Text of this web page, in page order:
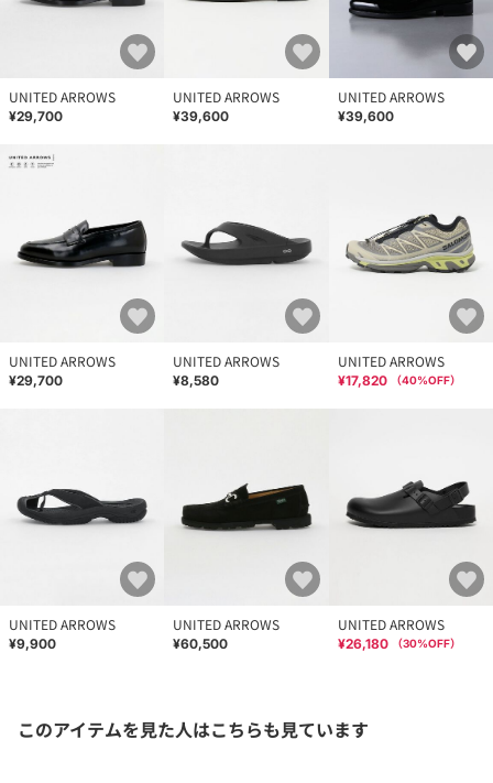
UNITED ARROWS
¥29,700
UNITED ARROWS
¥39,600
UNITED ARROWS
¥39,600
UNITED ARROWS
¥29,700
UNITED ARROWS
¥8,580
UNITED ARROWS
¥17,820 （40%OFF）
UNITED ARROWS
¥9,900
UNITED ARROWS
¥60,500
UNITED ARROWS
¥26,180 （30%OFF）